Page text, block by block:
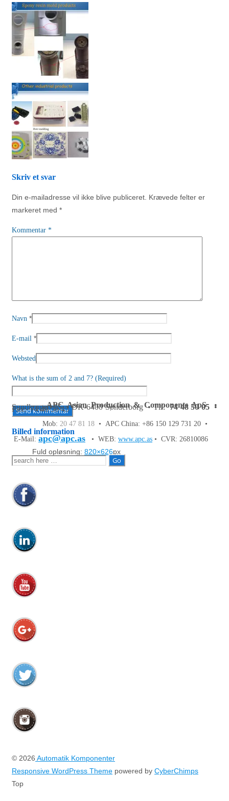
Skriv et svar
Din e-mailadresse vil ikke blive publiceret. Krævede felter er
markeret med *
Kommentar *
Navn *
E-mail *
Websted
What is the sum of 2 and 7? (Required)
Billed information
Fuld opløsning: 820×626px
APC Asian Production & Components ApS•
Sundkrogen 35 • DK-6400 Sønderborg • Tlf:74 48 50 05•
Fax: 74 48 50 45
Mob: 20 47 81 18 • APC China: +86 150 129 731 20 •
E-Mail: apc@apc.as • WEB: www.apc.as • CVR: 26810086
Søg
© 2026 Automatik Komponenter
Responsive WordPress Theme powered by CyberChimps
Top